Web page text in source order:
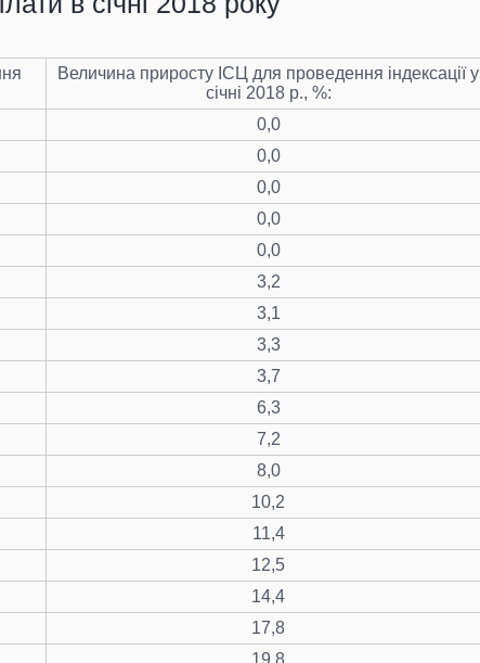
Величина приросту ІСЦ для проведення індексації у
січні 2018 р., %:
0,0
0,0
0,0
0,0
0,0
3,2
3,1
3,3
3,7
6,3
7,2
8,0
10,2
11,4
12,5
14,4
17,8
19,8